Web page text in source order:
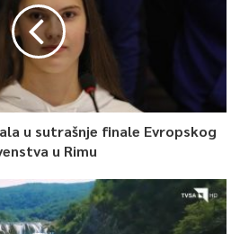
u sutrašnje finale Evropskog
u Rimu